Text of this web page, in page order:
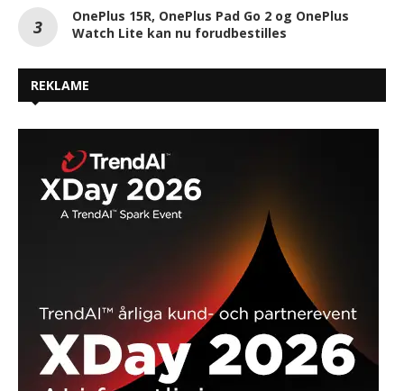
OnePlus 15R, OnePlus Pad Go 2 og OnePlus
Watch Lite kan nu forudbestilles
REKLAME